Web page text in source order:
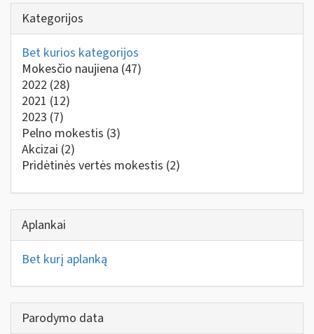
Kategorijos
Bet kurios kategorijos
Mokesčio naujiena (47)
2022 (28)
2021 (12)
2023 (7)
Pelno mokestis (3)
Akcizai (2)
Pridėtinės vertės mokestis (2)
Aplankai
Bet kurį aplanką
Parodymo data